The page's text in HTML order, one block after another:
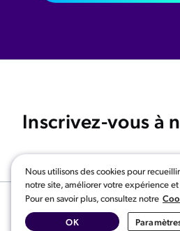
Inscrivez-vous à
EnglishCoveo.com
Nous utilisons des cookies pour
notre site, améliorer votre expérience
Pour en savoir plus, consultez notre
OK